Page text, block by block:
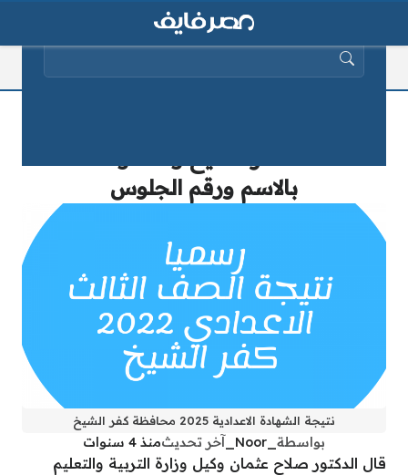
بالاسم ورقم الجلوس
نتيجة الشهادة الاعدادية 2025 محافظة كفر الشيخ
بواسطة آخر تحديثمنذ 4 سنوات
قال الدكتور صلاح عثمان وكيل وزارة التربية والتعليم
البحث عن: